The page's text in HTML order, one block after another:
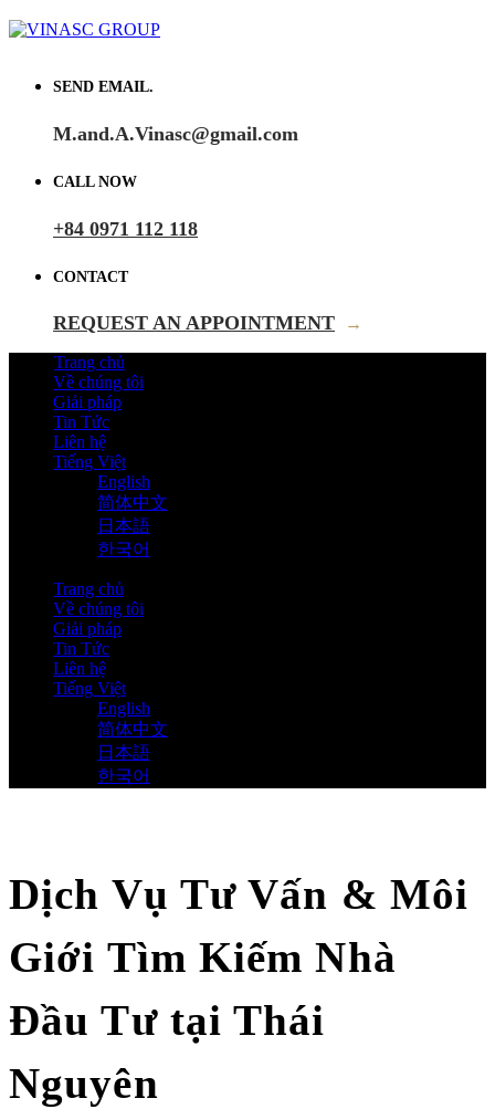
SEND EMAIL.
M.and.A.Vinasc@gmail.com
CALL NOW
+84 0971 112 118
CONTACT
REQUEST AN APPOINTMENT →
Trang chủ
Về chúng tôi
Giải pháp
Tin Tức
Liên hệ
Tiếng Việt
English
简体中文
日本語
한국어
Trang chủ
Về chúng tôi
Giải pháp
Tin Tức
Liên hệ
Tiếng Việt
English
简体中文
日本語
한국어
Dịch Vụ Tư Vấn & Môi
Giới Tìm Kiếm Nhà
Đầu Tư tại Thái
Nguyên